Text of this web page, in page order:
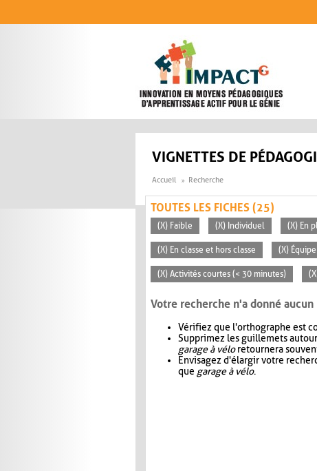
VIGNETTES DE
Accueil Recherche
TOUTES LES FICHES (25)
(X) Faible (X) Individuel (X) En
(X) En classe et hors classe (X) Équipe
(X) Activités courtes (< 30 minutes)
Votre recherche n'a donné
Vérifiez que l'orthographe est
Supprimez les guillemets
garage à véloretournera
Envisagez d'élargir votre
que garage à vélo.